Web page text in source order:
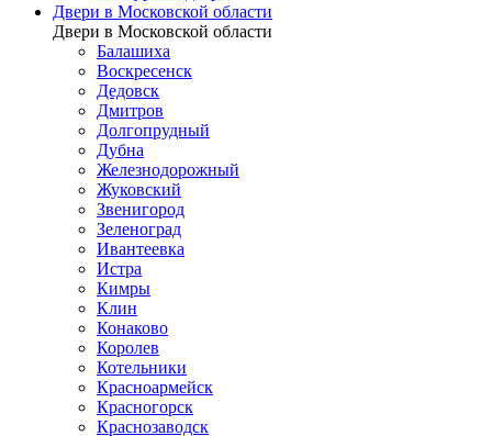
Двери в Московской области
Двери в Московской области
Балашиха
Воскресенск
Дедовск
Дмитров
Долгопрудный
Дубна
Железнодорожный
Жуковский
Звенигород
Зеленоград
Ивантеевка
Истра
Кимры
Клин
Конаково
Королев
Котельники
Красноармейск
Красногорск
Краснозаводск